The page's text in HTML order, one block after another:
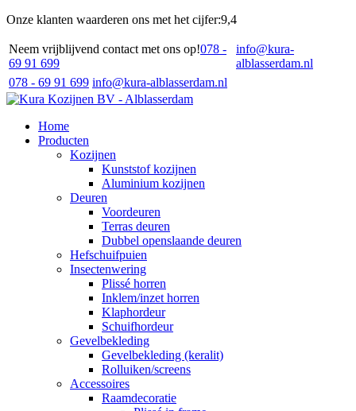
Onze klanten waarderen ons met het cijfer:9,4
Neem vrijblijvend contact met ons op!078 -
69 91 699
info@kura-
alblasserdam.nl
078 - 69 91 699 info@kura-alblasserdam.nl
Home
Producten
Kozijnen
Kunststof kozijnen
Aluminium kozijnen
Deuren
Voordeuren
Terras deuren
Dubbel openslaande deuren
Hefschuifpuien
Insectenwering
Plissé horren
Inklem/inzet horren
Klaphordeur
Schuifhordeur
Gevelbekleding
Gevelbekleding (keralit)
Rolluiken/screens
Accessoires
Raamdecoratie